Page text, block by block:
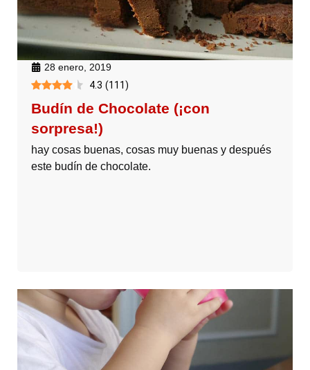
28 enero, 2019
4.3 (111)
Budín de Chocolate (¡con
sorpresa!)
hay cosas buenas, cosas muy buenas y después
este budín de chocolate.